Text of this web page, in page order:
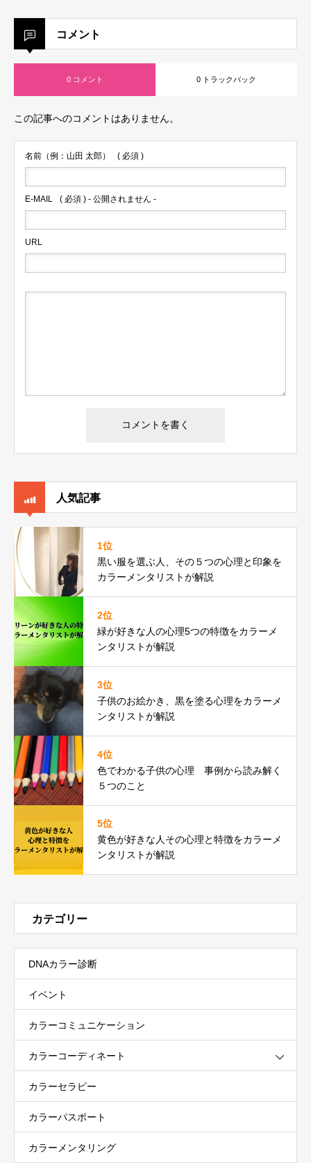
コメント
0 コメント 0 トラックバック
この記事へのコメントはありません。
名前（例：山田 太郎） ( 必須 )
E-MAIL ( 必須 ) - 公開されません -
URL
人気記事
1位
黒い服を選ぶ人、その５つの心理と印象を
カラーメンタリストが解説
2位
緑が好きな人の心理5つの特徴をカラーメ
ンタリストが解説
3位
子供のお絵かき、黒を塗る心理をカラーメ
ンタリストが解説
4位
色でわかる子供の心理 事例から読み解く
５つのこと
5位
黄色が好きな人その心理と特徴をカラーメ
ンタリストが解説
カテゴリー
DNAカラー診断
イベント
カラーコミュニケーション
カラーコーディネート
カラーセラピー
カラーパスポート
カラーメンタリング